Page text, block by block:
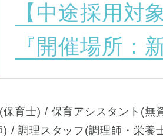
【中途採用対
『開催場所：
保育士) / 保育アシスタント(
) / 調理スタッフ(調理師・栄養